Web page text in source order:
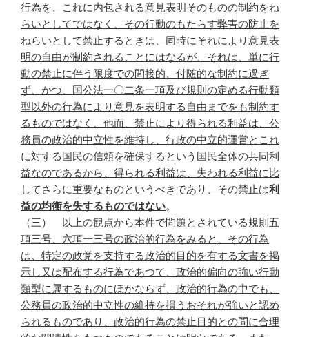
行為を、これに内包される意見表明そのものの制約をね
らいとしてではなく、その行動のもたらす弊害の防止を
ねらいとして禁止するときは、同時にそれにより意見表
明の自由が制約されることにはなるが、それは、単に行
動の禁止に伴う限度での間接的、付随的な制約に過ぎ
ず、かつ、国公法一〇二条一項及び規則の定める行動類
型以外の行為により意見を表明する自由までをも制約す
るものではなく、他面、禁止により得られる利益は、公
務員の政治的中立性を維持し、行政の中立的運営とこれ
に対する国民の信頼を確保するという国民全体の共同利
益なのであるから、得られる利益は、失われる利益に比
してさらに重要なものというべきであり、その禁止は利
益の均衡を失するものではない。
（三） 以上の観点から本件で問題とされている規則五
項三号、六項一三号の政治的行為をみると、その行為
は、特定の政党を支持する政治的目的を有する文書を掲
示し又は配布する行為であつて、政治的偏向の強い行動
類型に属するものにほかならず、政治的行為の中でも、
公務員の政治的中立性の維持を損うおそれが強いと認め
られるものであり、政治的行為の禁止目的との問に合理